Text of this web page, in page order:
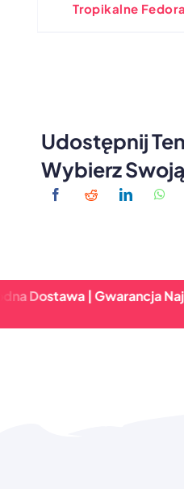
Tropikalne
Udostępnij
Wybierz
| Gwarancja